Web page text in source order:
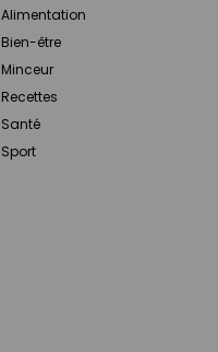
Alimentation
Bien-être
Minceur
Recettes
Santé
Sport